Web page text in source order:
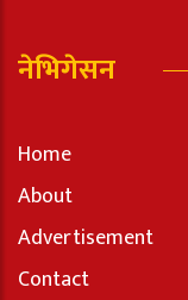
नेभिगेसन
Home
About
Advertisement
Contact